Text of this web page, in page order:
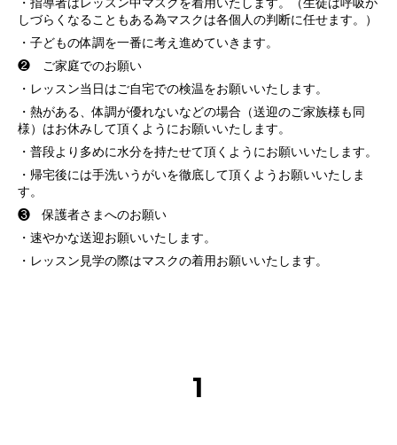
しづらくなることもある為マスクは各個人の判断に任せます。）
・子どもの体調を一番に考え進めていきます。
❷ ご家庭でのお願い
・レッスン当日はご自宅での検温をお願いいたします。
・熱がある、体調が優れないなどの場合（送迎のご家族様も同
様）はお休みして頂くようにお願いいたします。
・普段より多めに水分を持たせて頂くようにお願いいたします。
・帰宅後には手洗いうがいを徹底して頂くようお願いいたしま
す。
❸ 保護者さまへのお願い
・速やかな送迎お願いいたします。
・レッスン見学の際はマスクの着用お願いいたします。
1